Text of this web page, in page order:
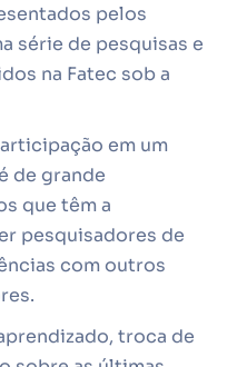
pelos
série de pesquisas e
na Fatec sob a
em um
de grande
que têm a
pesquisadores de
com outros
troca de